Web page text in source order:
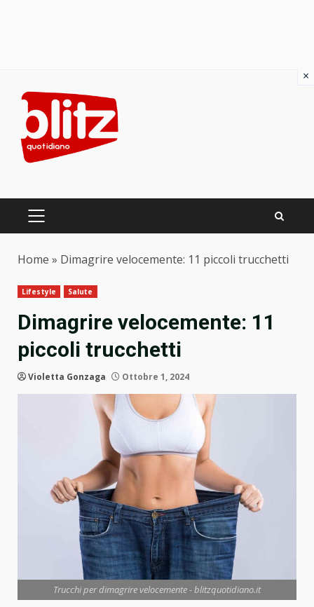
content
PRIMARY
Home » Dimagrire velocemente: 11 piccoli trucchetti
Lifestyle Salute
Dimagrire velocemente: 11
piccoli trucchetti
Violetta Gonzaga Ottobre 1, 2024
Trucchi per dimagrire velocemente - blitzquotidiano.it
×